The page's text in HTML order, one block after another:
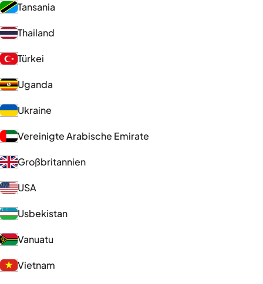
Tansania
Thailand
Türkei
Uganda
Ukraine
Vereinigte Arabische Emirate
Großbritannien
USA
Usbekistan
Vanuatu
Vietnam